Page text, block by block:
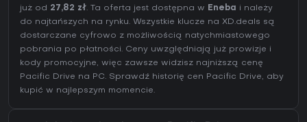
już od 27,82 zł. Ta oferta jest dostępna w Eneba
i należy
do najtańszych na rynku. Wszystkie klucze na XD.deals są
dostarczane cyfrowo z możliwością natychmiastowego
pobrania po płatności. Ceny uwzględniają już prowizje i
kody promocyjne, więc zawsze widzisz najniższą cenę
Pacific Drive na PC. Sprawdź historię cen Pacific Drive, aby
kupić w najlepszym momencie.